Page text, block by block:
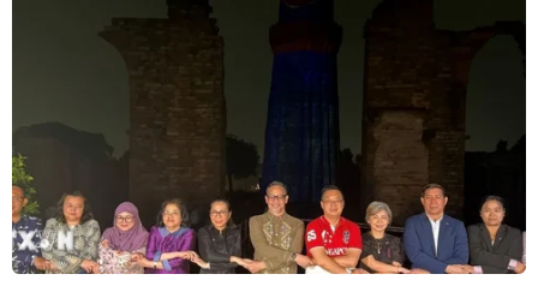
hoạt động ở miền Bắc Yemen
Động thái trên diễn ra sau thông tin về việc ông Hisham
al-Hakimi - Giám đốc bộ phận an ninh và an toàn của
tổ chức - đã tử vong khi đang bị giam giữ ở thủ đô của
Yemen.
TIN CÙNG CHUYÊN MỤC